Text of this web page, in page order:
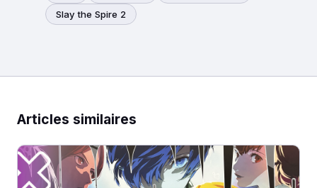
Slay the Spire 2
Articles similaires